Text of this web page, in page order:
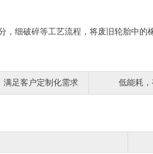
，细破碎等工艺流程，将废旧轮胎中的
满足客户定制化需求 低能耗